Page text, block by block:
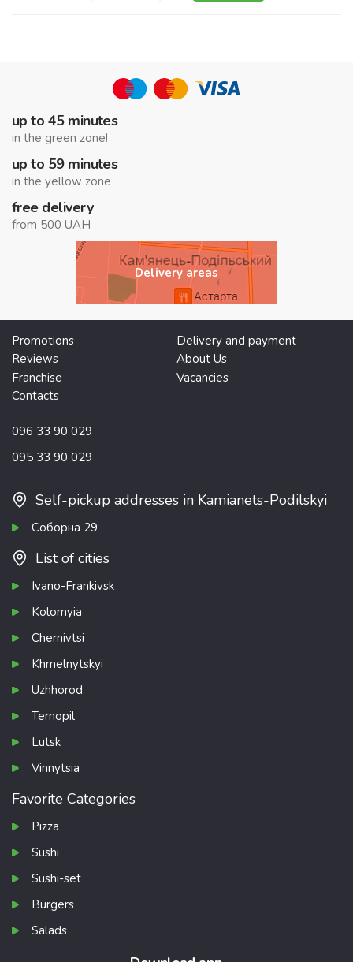
up to 45 minutes
in the green zone!
up to 59 minutes
in the yellow zone
free delivery
from 500 UAH
Delivery areas
Promotions
Delivery and payment
Reviews
About Us
Franchise
Vacancies
Contacts
096 33 90 029
095 33 90 029
Self-pickup addresses in Kamianets-Podilskyi
Соборна 29
List of cities
Ivano-Frankivsk
Kolomyia
Chernivtsi
Khmelnytskyi
Uzhhorod
Ternopil
Lutsk
Vinnytsia
Favorite Categories
Pizza
Sushi
Sushi-set
Burgers
Salads